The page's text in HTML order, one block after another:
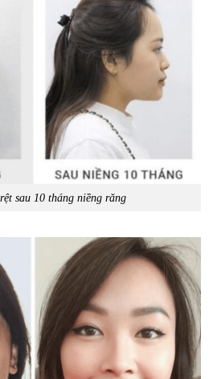
sau 10 tháng niềng răng